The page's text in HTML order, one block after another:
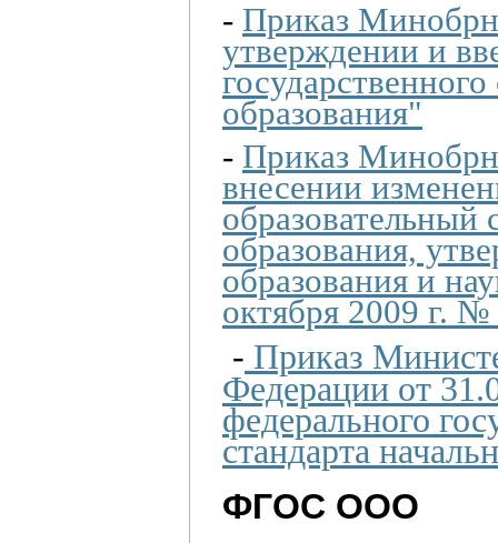
- Приказ
утверждении и
образования"
- Приказ
внесении
образовательный
образования,
образования и
октября 2009 г.
- Приказ
Федерации от
федерального
стандарта
ФГОС ООО